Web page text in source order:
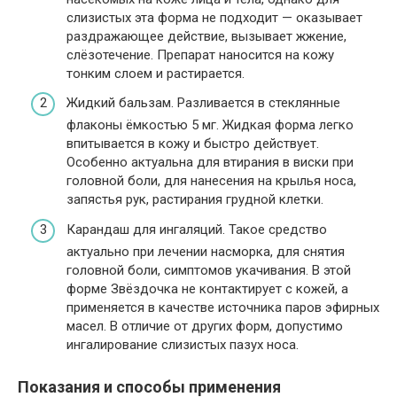
слизистых эта форма не подходит — оказывает
раздражающее действие, вызывает жжение,
слёзотечение. Препарат наносится на кожу
тонким слоем и растирается.
Жидкий бальзам. Разливается в стеклянные
флаконы ёмкостью 5 мг. Жидкая форма легко
впитывается в кожу и быстро действует.
Особенно актуальна для втирания в виски при
головной боли, для нанесения на крылья носа,
запястья рук, растирания грудной клетки.
Карандаш для ингаляций. Такое средство
актуально при лечении насморка, для снятия
головной боли, симптомов укачивания. В этой
форме Звёздочка не контактирует с кожей, а
применяется в качестве источника паров эфирных
масел. В отличие от других форм, допустимо
ингалирование слизистых пазух носа.
Показания и способы применения